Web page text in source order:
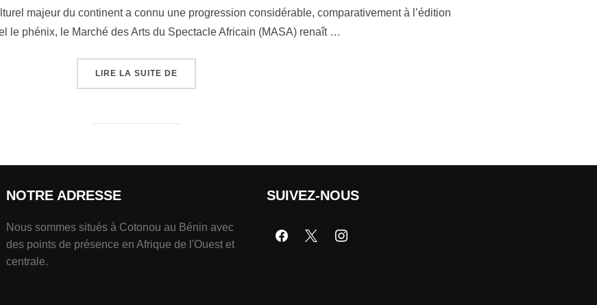
majeur du continent a connu une progression considérable, comparativement à l’édition
le phénix, le Marché des Arts du Spectacle Africain (MASA) renaît …
LIRE LA SUITE DE
NOTRE ADRESSE
Nous sommes situés à Cotonou au Bénin avec
des points de présence en Afrique de l'Ouest et
centrale.
SUIVEZ-NOUS